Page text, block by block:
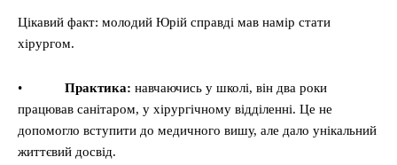
Цікавий факт: молодий Юрій справді мав намір стати
хірургом.
• Практика: навчаючись у школі, він два роки
працював санітаром, у хірургічному відділенні. Це не
допомогло вступити до медичного вишу, але дало унікальний
життєвий досвід.